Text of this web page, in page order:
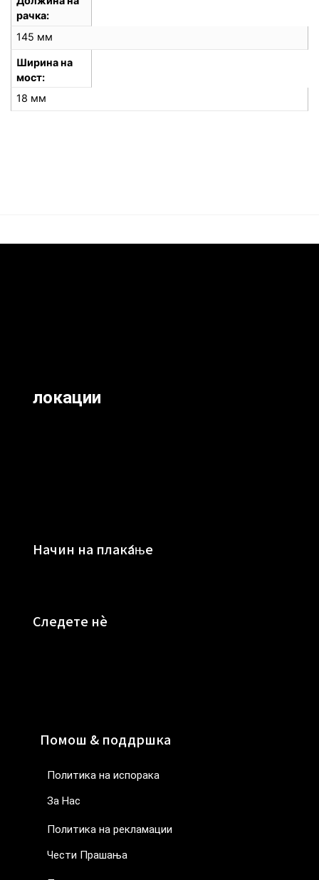
рачка
145 мм
Ширина на
мост
18 мм
локации
Начин на плаќање
Следете нè
Помош & поддршка
Политика на испорака
За Нас
Политика на рекламации
Чести Прашања